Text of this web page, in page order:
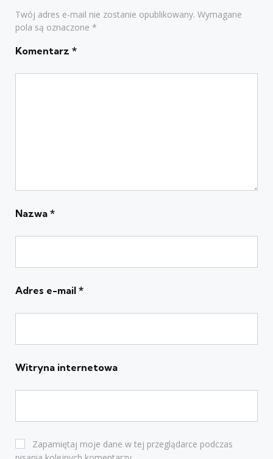
Twój adres e-mail nie zostanie opublikowany. Wymagane
pola są oznaczone *
Komentarz *
Nazwa *
Adres e-mail *
Witryna internetowa
Zapamiętaj moje dane w tej przeglądarce podczas